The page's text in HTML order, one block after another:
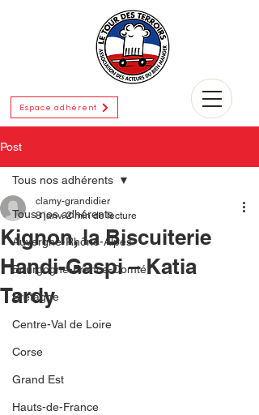
Espace adhérent
Post
Tous nos adhérents
Auvergne-Rhône-Alpes
Bourgogne-France-Comté
Bretagne
Centre-Val de Loire
Corse
Grand Est
Hauts-de-France
Tous nos adhérents
Kignon, la Biscuiterie
Handi-Gaspi – Katia
Tardy
clamy-grandidier
8 janv. 2 min de lecture